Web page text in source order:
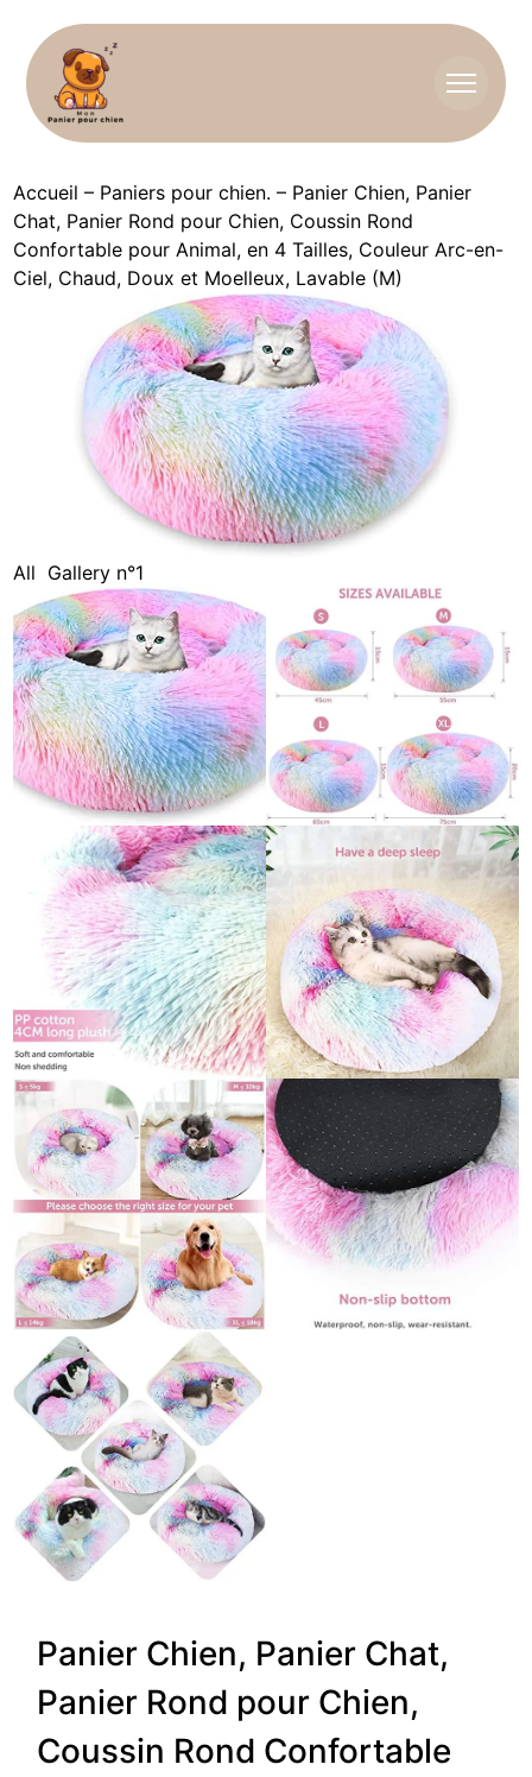
Accueil – Paniers pour chien. – Panier Chien, Panier
Chat, Panier Rond pour Chien, Coussin Rond
Confortable pour Animal, en 4 Tailles, Couleur Arc-en-
Ciel, Chaud, Doux et Moelleux, Lavable (M)
All Gallery n°1
Panier Chien, Panier Chat,
Panier Rond pour Chien,
Coussin Rond Confortable